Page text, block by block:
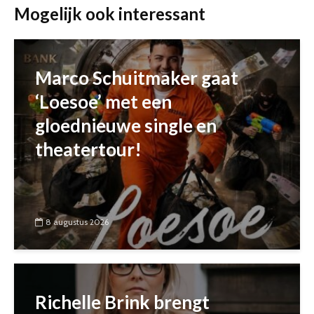
Mogelijk ook interessant
Marco Schuitmaker gaat
‘Loesoe’ met een
gloednieuwe single en
theatertour!
8 augustus 2026
Richelle Brink brengt